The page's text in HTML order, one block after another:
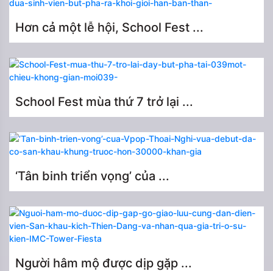
Hơn cả một lễ hội, School Fest ...
School Fest mùa thứ 7 trở lại ...
‘Tân binh triển vọng’ của ...
Người hâm mộ được dịp gặp ...